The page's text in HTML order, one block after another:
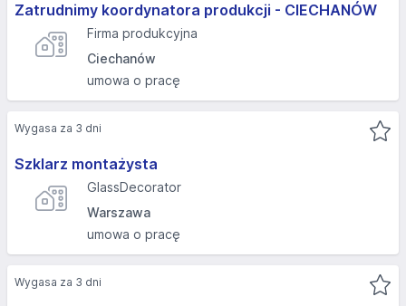
Zatrudnimy koordynatora produkcji - CIECHANÓW
Firma produkcyjna
Ciechanów
umowa o pracę
Szklarz montażysta
GlassDecorator
Warszawa
umowa o pracę
Wygasa za 3 dni
Wygasa za 3 dni